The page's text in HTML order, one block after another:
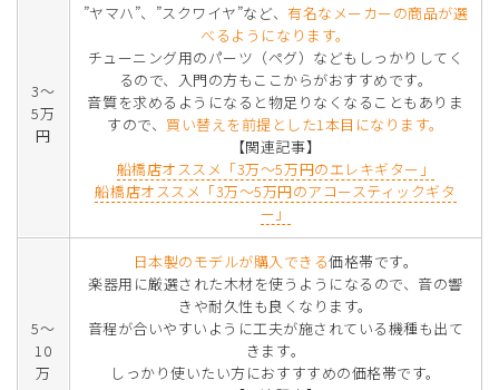
3～
5万
円
”ヤマハ”、”スクワイヤ”など、有名なメーカーの商品が選
べるようになります。
チューニング用のパーツ（ペグ）などもしっかりしてく
るので、入門の方もここからがおすすめです。
音質を求めるようになると物足りなくなることもありま
すので、 買い替えを前提とした1本目になります。
【関連記事】
船橋店オススメ「3万～5万円のエレキギター」
船橋店オススメ「3万～5万円のアコースティックギタ
ー」
5～
10
万
日本製のモデルが購入できる価格帯です。
楽器用に厳選された木材を使うようになるので、音の響
きや耐久性も良くなります。
音程が合いやすいように工夫が施されている機種も出て
きます。
しっかり使いたい方におすすすめの価格帯です。